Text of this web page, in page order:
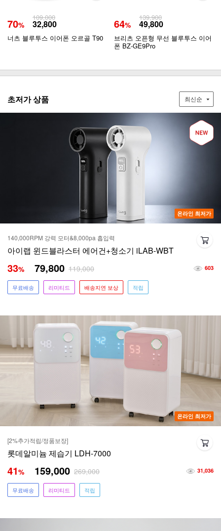
70%
109,000
32,800
너츠 블루투스 이어폰 오르골 T90
64%
139,900
49,800
브리츠 오픈형 무선 블루투스 이어
폰 BZ-GE9Pro
초저가 상품
온라인 최저가
140,000RPM 강력 모터&8,000pa 흡입력
아이랩 윈드블라스터 에어건+청소기 iLAB-WBT
603
33% 79,800 119,000
무료배송 리미티드 배송지연 보상 적립
온라인 최저가
[2%추가적립/정품보장]
롯데알미늄 제습기 LDH-7000
31,036
41% 159,000 269,000
무료배송 리미티드 적립